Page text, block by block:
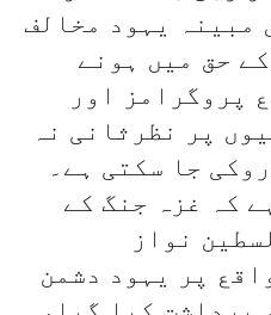
مبینہ یہود مخالف
حق میں ہونے
پروگرامز اور
پر نظرثانی نہ
جا سکتی ہے۔
کہ غزہ جنگ کے
نواز
پر یہود دشمن
برداشت کیا گیا،